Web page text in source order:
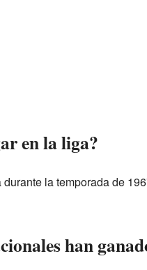
en la liga?
la temporada de
han